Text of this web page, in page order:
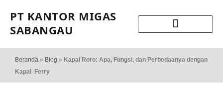
PT KANTOR MIGAS
SABANGAU
Beranda » Blog » Kapal Roro: Apa, Fungsi, dan Perbedaanya dengan
Kapal Ferry